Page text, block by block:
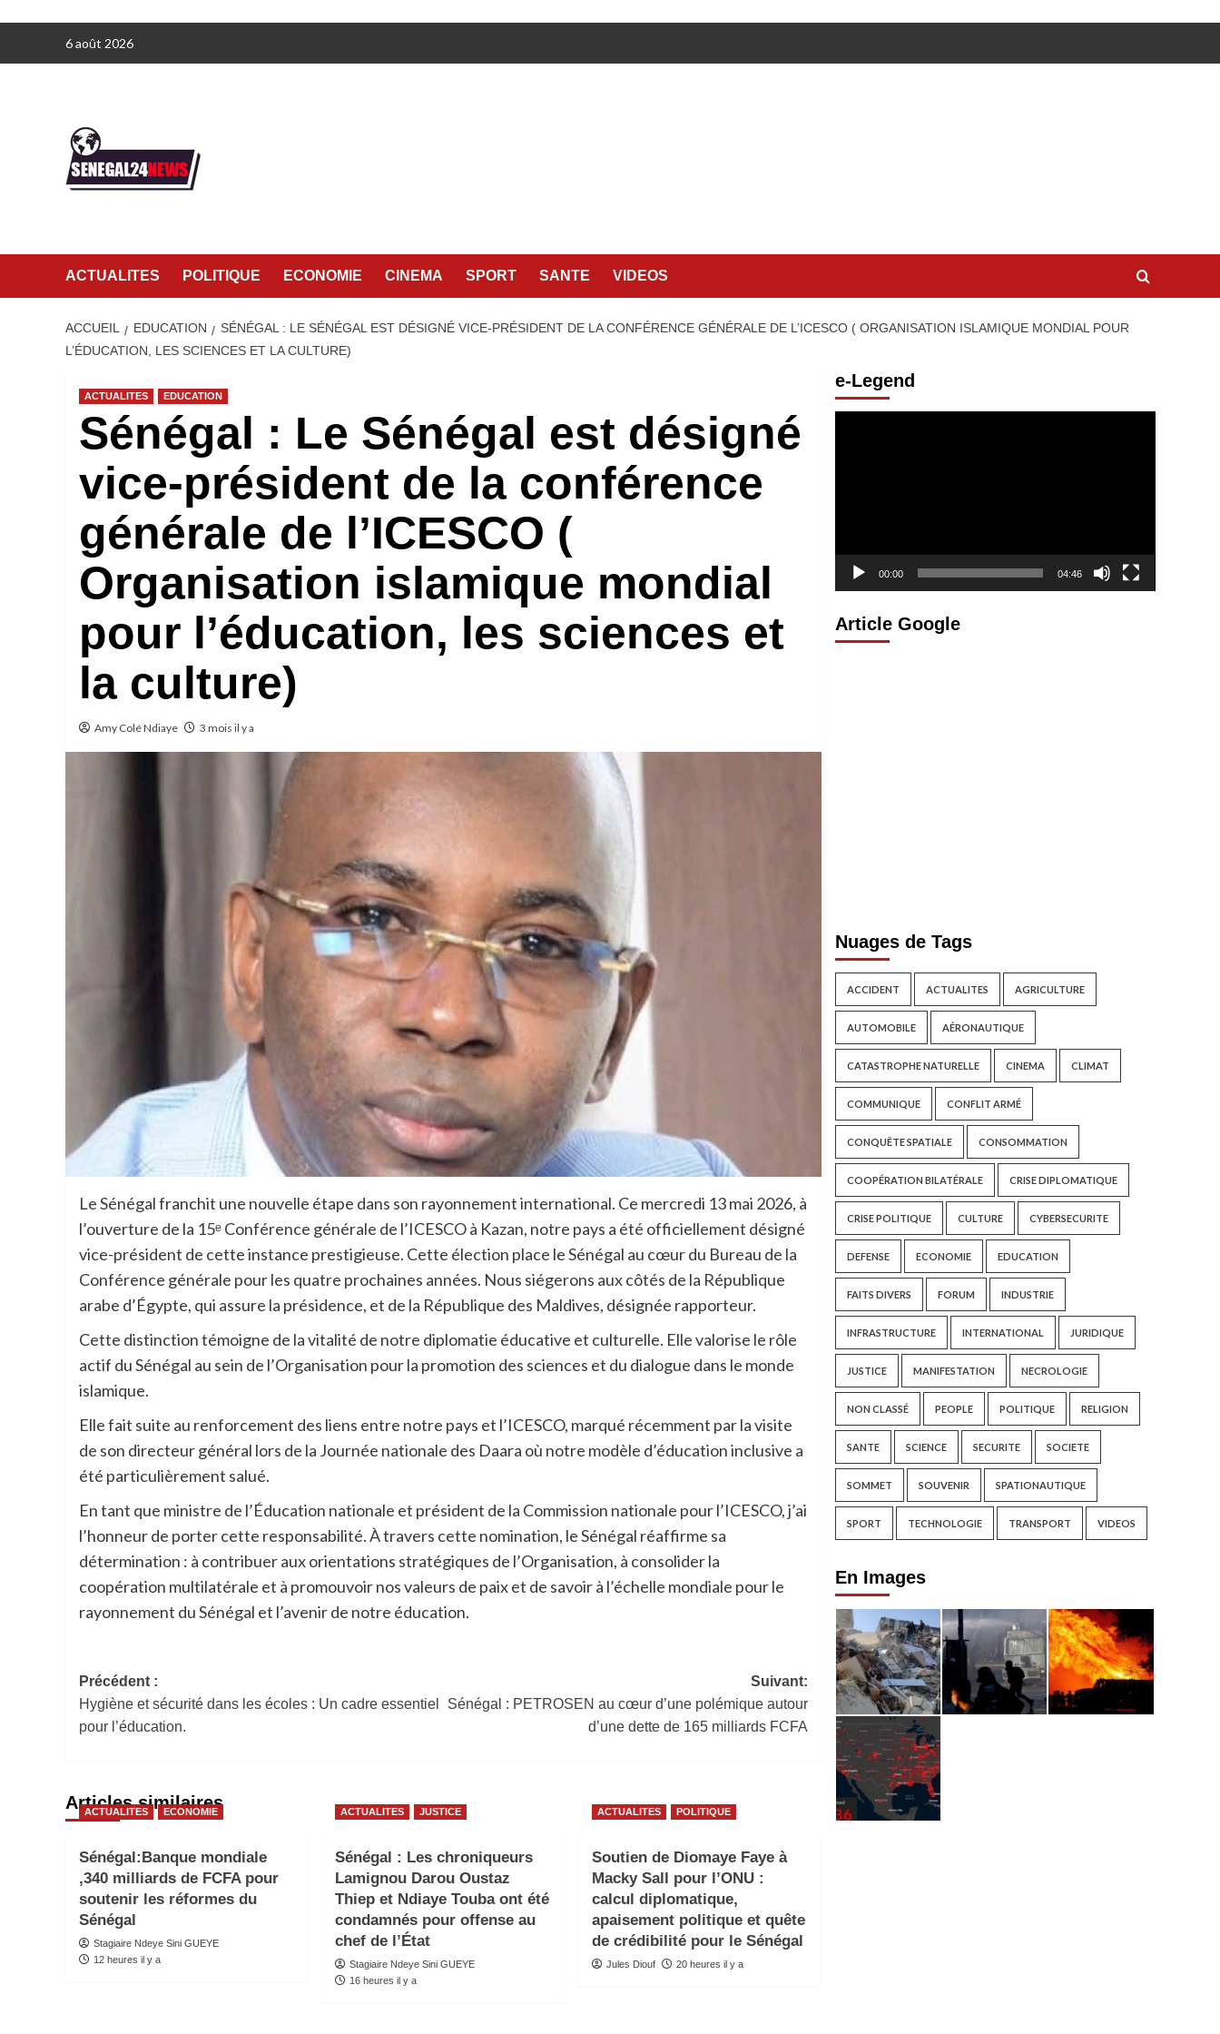
6 août 2026
ACTUALITES POLITIQUE ECONOMIE CINEMA SPORT SANTE VIDEOS
ACCUEIL EDUCATION
SÉNÉGAL : LE SÉNÉGAL EST DÉSIGNÉ VICE-PRÉSIDENT DE LA CONFÉRENCE GÉNÉRALE DE L’ICESCO ( ORGANISATION ISLAMIQUE MONDIAL POUR
L’ÉDUCATION, LES SCIENCES ET LA CULTURE)
ACTUALITES EDUCATION
Sénégal : Le Sénégal est désigné
vice-président de la conférence
générale de l’ICESCO (
Organisation islamique mondial
pour l’éducation, les sciences et
la culture)
Amy Colé Ndiaye 3 mois il y a
Le Sénégal franchit une nouvelle étape dans son rayonnement international. Ce mercredi 13 mai 2026, à
l’ouverture de la 15ᵉConférence générale de l’ICESCO à Kazan, notre pays a été officiellement désigné
vice-président de cette instance prestigieuse. Cette élection place le Sénégal au cœur du Bureau de la
Conférence générale pour les quatre prochaines années. Nous siégerons aux côtés de la République
arabe d’Égypte, qui assure la présidence, et de la République des Maldives, désignée rapporteur.
Cette distinction témoigne de la vitalité de notre diplomatie éducative et culturelle. Elle valorise le rôle
actif du Sénégal au sein de l’Organisation pour la promotion des sciences et du dialogue dans le monde
islamique.
Elle fait suite au renforcement des liens entre notre pays et l’ICESCO, marqué récemment par la visite
de son directeur général lors de la Journée nationale des Daara où notre modèle d’éducation inclusive a
été particulièrement salué.
En tant que ministre de l’Éducation nationale et président de la Commission nationale pour l’ICESCO, j’ai
l’honneur de porter cette responsabilité. À travers cette nomination, le Sénégal réaffirme sa
détermination : à contribuer aux orientations stratégiques de l’Organisation, à consolider la
coopération multilatérale et à promouvoir nos valeurs de paix et de savoir à l’échelle mondiale pour le
rayonnement du Sénégal et l’avenir de notre éducation.
Navigation
d’article
Précédent :
Hygiène et sécurité dans les écoles : Un cadre essentiel
pour l’éducation.
Suivant:
Sénégal : PETROSEN au cœur d’une polémique autour
d’une dette de 165 milliards FCFA
Articles similaires
ACTUALITES ECONOMIE
Sénégal:Banque mondiale
,340 milliards de FCFA pour
soutenir les réformes du
Sénégal
Stagiaire Ndeye Sini GUEYE
12 heures il y a
ACTUALITES JUSTICE
Sénégal : Les chroniqueurs
Lamignou Darou Oustaz
Thiep et Ndiaye Touba ont été
condamnés pour offense au
chef de l’État
Stagiaire Ndeye Sini GUEYE
16 heures il y a
ACTUALITES POLITIQUE
Soutien de Diomaye Faye à
Macky Sall pour l’ONU :
calcul diplomatique,
apaisement politique et quête
de crédibilité pour le Sénégal
Jules Diouf 20 heures il y a
e-Legend
00:00 04:46
Article Google
Nuages de Tags
ACCIDENT ACTUALITES AGRICULTURE
AUTOMOBILE AÉRONAUTIQUE
CATASTROPHE NATURELLE CINEMA CLIMAT
COMMUNIQUE CONFLIT ARMÉ
CONQUÊTE SPATIALE CONSOMMATION
COOPÉRATION BILATÉRALE CRISE DIPLOMATIQUE
CRISE POLITIQUE CULTURE CYBERSECURITE
DEFENSE ECONOMIE EDUCATION
FAITS DIVERS FORUM INDUSTRIE
INFRASTRUCTURE INTERNATIONAL JURIDIQUE
JUSTICE MANIFESTATION NECROLOGIE
NON CLASSÉ PEOPLE POLITIQUE RELIGION
SANTE SCIENCE SECURITE SOCIETE
SOMMET SOUVENIR SPATIONAUTIQUE
SPORT TECHNOLOGIE TRANSPORT VIDEOS
En Images